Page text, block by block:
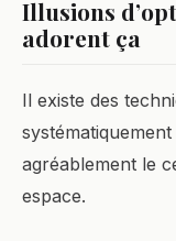
Illusions
adorent ça
Il existe des
agréablement le
espace.